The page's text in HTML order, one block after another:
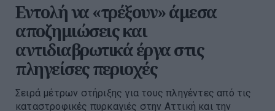
Εντολή να «τρέξουν» άμεσα
αποζημιώσεις και
αντιδιαβρωτικά έργα στις
πληγείσες περιοχές
Σειρά μέτρων στήριξης για τους πληγέντες από τις
καταστροφικές πυρκαγιές στην Αττική και την